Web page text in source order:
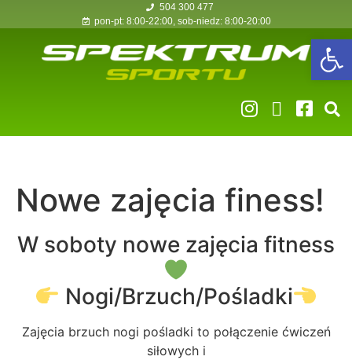
504 300 477
pon-pt: 8:00-22:00, sob-niedz: 8:00-20:00
Nowe zajęcia finess!
W soboty nowe zajęcia fitness
Nogi/Brzuch/Pośladki
Zajęcia brzuch nogi pośladki to połączenie ćwiczeń
siłowych i